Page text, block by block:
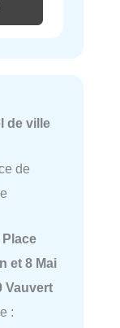
de ville
de
Place
et 8 Mai
Vauvert
: